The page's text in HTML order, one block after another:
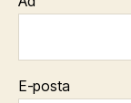
E-posta